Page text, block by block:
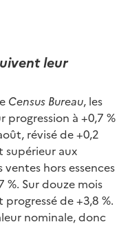
leur
Census Bureau, les
à +0,7 %
révisé de +0,2
aux
hors essences
%. Sur douze mois
de +3,8 %.
nominale, donc